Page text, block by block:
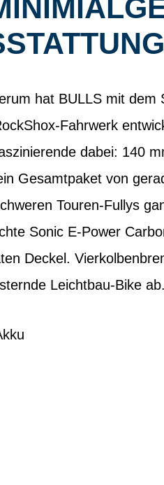
hat BULLS mit dem
Fahrwerk
dabei: 140
Gesamtpaket von
Touren-Fullys
Sonic E-Power
Deckel.
Leichtbau-Bike ab.